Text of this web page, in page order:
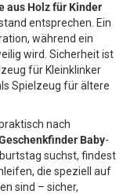
aus Holz für Kinder
entsprechen. Ein
während ein
wird. Sicherheit ist
für Kleinklinker
Spielzeug für ältere
nach
Baby-
suchst, findest
die speziell auf
sind – sicher,